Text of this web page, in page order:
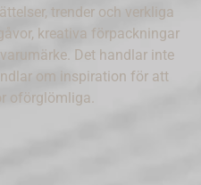
trender och verkliga
kreativa förpackningar
Det handlar inte
om inspiration för att
oförglömliga.